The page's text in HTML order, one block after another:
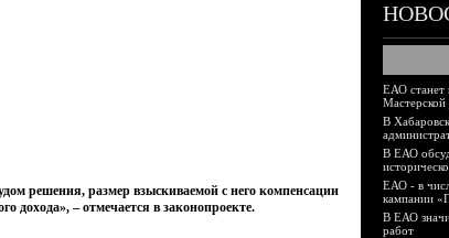
решения, размер взыскиваемой с него компенсации
дохода», – отмечается в законопроекте.
ЕАО станет
Мастерской
В
В ЕАО
ЕАО - в
кампании
В ЕАО
работ